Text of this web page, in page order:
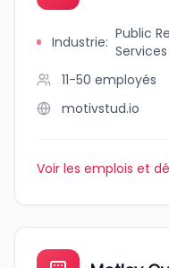
Industrie: Public
Services
11-50 employés
motivstud.io
Voir les emplois et